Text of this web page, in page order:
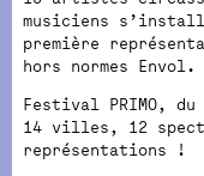
musiciens
première
hors normes Envol.
Festival PRIMO,
14 villes, 12
représentations !